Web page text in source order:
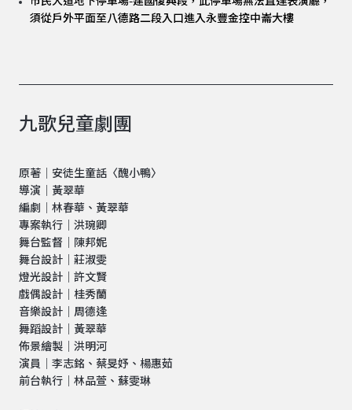
須從戶外平面至八德路二段入口進入永豐金控中崙大樓
九歌兒童劇團
原著｜安徒生童話〈醜小鴨〉
導演｜黃翠華
編劇｜林春華、黃翠華
專案執行｜洪琬卿
舞台監督｜陳邦妮
舞台設計｜莊淑雯
燈光設計｜許文賢
戲偶設計｜桂秀蘭
音樂設計｜周德逢
舞蹈設計｜黃翠華
佈景繪製｜洪明河
演員｜李志銘、蔡旻妤、楊惠茹
前台執行｜林品萱、蘇雯琳